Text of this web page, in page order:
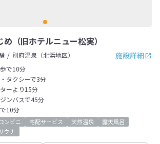
（旧ホテルニュー松実）
施設詳細
別府温泉（北浜地区）
で10分
タクシーで3分
ーより15分
ンバスで45分
10分
コンビニ 宅配サービス 天然温泉
露天風呂
ウナ